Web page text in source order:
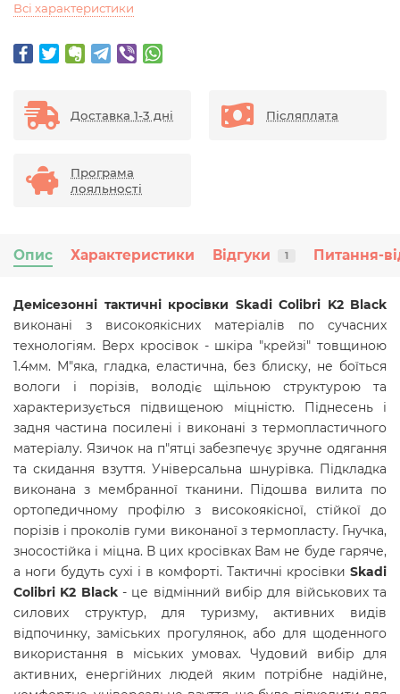
Всі характеристики
Доставка 1-3 дні Післяплата
Програма
лояльності
Опис Характеристики Відгуки 1 Питання-
Демісезонні тактичні кросівки Skadi Colibri K2 Black
виконані з високоякісних матеріалів по сучасних
технологіям. Верх кросівок - шкіра "крейзі" товщиною
1.4мм. М"яка, гладка, еластична, без блиску, не боїться
вологи і порізів, володіє щільною структурою та
характеризується підвищеною міцністю. Піднесень і
задня частина посилені і виконані з термопластичного
матеріалу. Язичок на п"ятці забезпечує зручне одягання
та скидання взуття. Універсальна шнурівка. Підкладка
виконана з мембранної тканини. Підошва вилита по
ортопедичному профілю з високоякісної, стійкої до
порізів і проколів гуми виконаної з термопласту. Гнучка,
зносостійка і міцна. В цих кросівках Вам не буде гаряче,
а ноги будуть сухі і в комфорті. Тактичні кросівки Skadi
Colibri K2 Black- це відмінний вибір для військових та
силових структур, для туризму, активних видів
відпочинку, заміських прогулянок, або для щоденного
використання в міських умовах. Чудовий вибір для
активних, енергійних людей яким потрібне надійне,